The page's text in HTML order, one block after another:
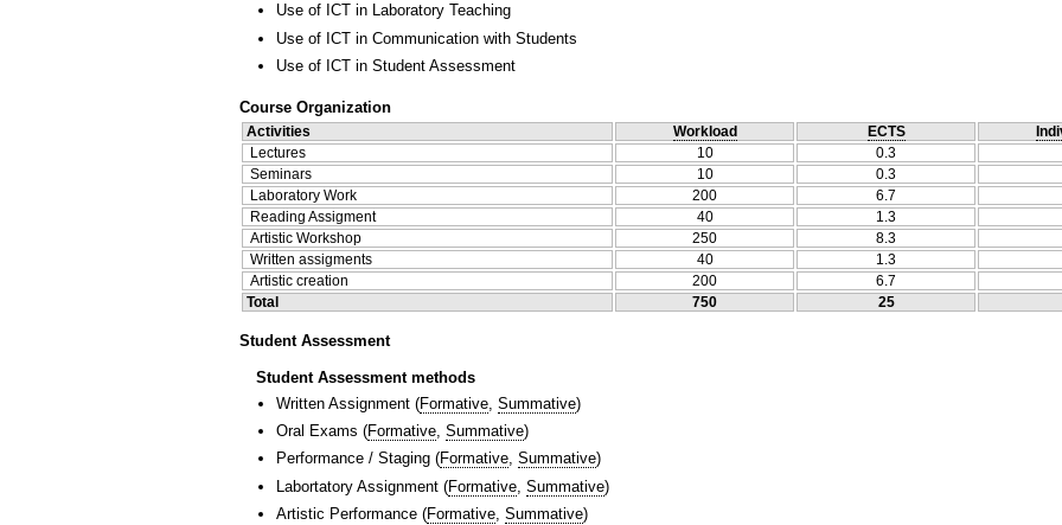
Use of ICT in Laboratory Teaching
Use of ICT in Communication with Students
Use of ICT in Student Assessment
Course Organization
Activities Workload ECTS
Lectures
10
0.3
Seminars
10
0.3
Laboratory Work
200
6.7
Reading Assigment
40
1.3
Artistic Workshop
250
8.3
Written assigments
40
1.3
Artistic creation
200
6.7
Total
750 25
Student Assessment
Student Assessment methods
Written Assignment (Formative Summative)
Oral Exams (Formative Summative)
Performance / Staging (Formative, Summative)
Labortatory Assignment (Formative Summative)
Artistic Performance (Formative Summative)